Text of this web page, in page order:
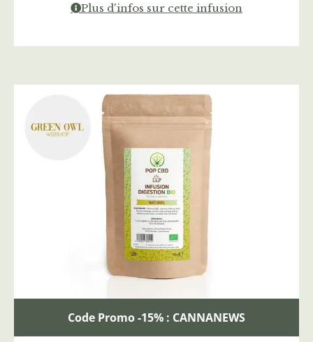
Plus d'infos sur cette infusion
Code Promo -15% : CANNANEWS